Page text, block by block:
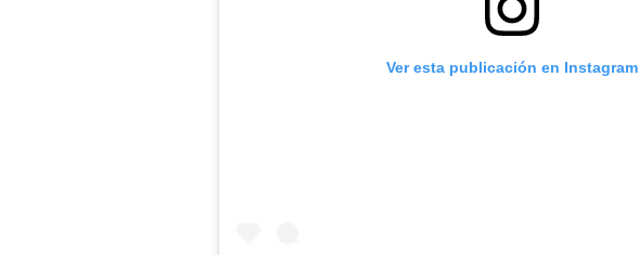
Ver esta publicación en Instagram